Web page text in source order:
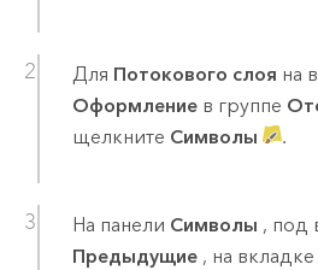
Для Потокового слоя на
Оформлениев группе
щелкните Символы .
На панели Символы , под
Предыдущие, на вкладке